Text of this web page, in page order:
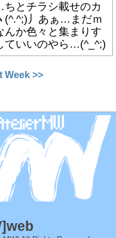
とチラシ載せのカ
(^.^;)丿あぁ…まだｍ
か色々と集まりす
ていいのやら…(^_^;)
Week >>